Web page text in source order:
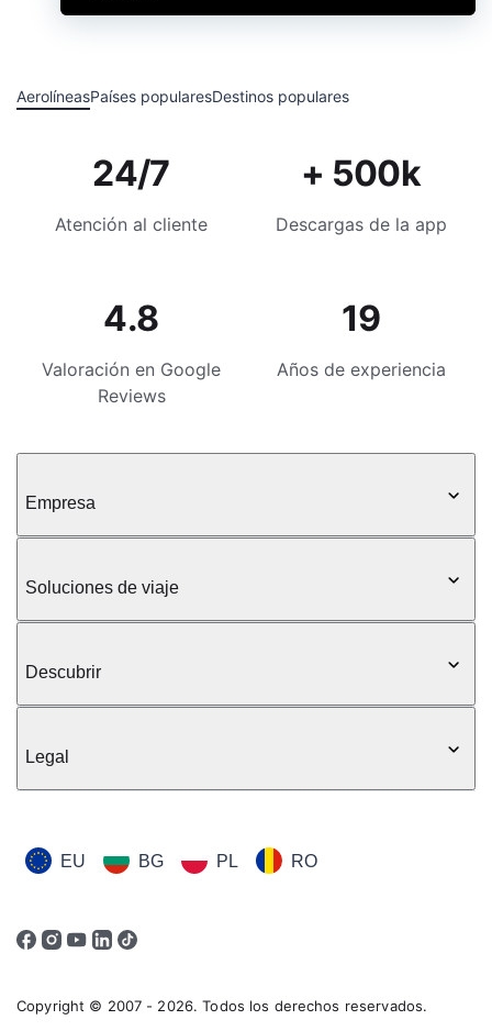
AerolíneasPaíses popularesDestinos populares
24/7
Atención al cliente
+ 500k
Descargas de la app
4.8
Valoración en Google
Reviews
19
Años de experiencia
Empresa
Soluciones de viaje
Descubrir
Legal
EU BG PL RO
Copyright © 2007 - 2026. Todos los derechos reservados.